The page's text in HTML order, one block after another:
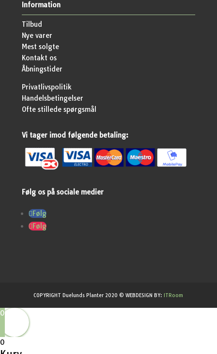
Information
Tilbud
Nye varer
Mest solgte
Kontakt os
Åbningstider
Privatlivspolitik
Handelsbetingelser
Ofte stillede spørgsmål
Vi tager imod følgende betaling:
Følg os på sociale medier
Følg
Følg
COPYRIGHT Duelunds Planter 2020 © WEBDESIGN BY: ITRoom
0
0